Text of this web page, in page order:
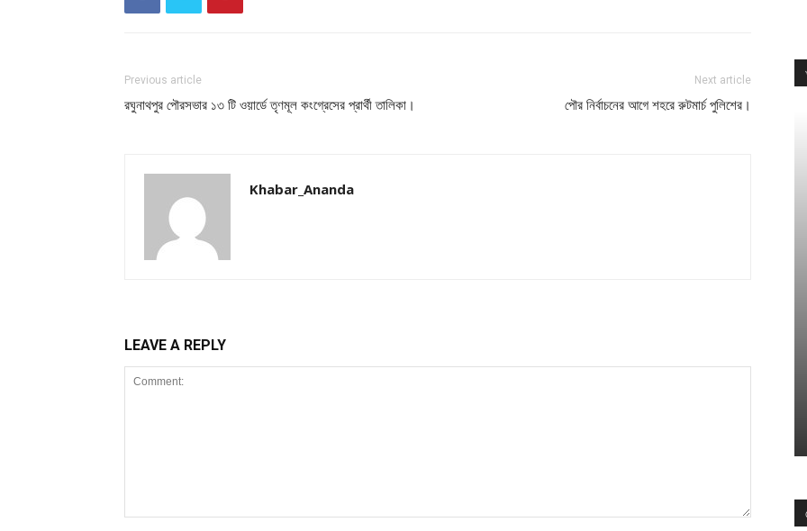
Previous article
রঘুনাথপুর পৌরসভার ১৩ টি ওয়ার্ডে তৃণমূল কংগ্রেসের প্রার্থী তালিকা।
Next article
পৌর নির্বাচনের আগে শহরে রুটমার্চ পুলিশের।
Khabar_Ananda
LEAVE A REPLY